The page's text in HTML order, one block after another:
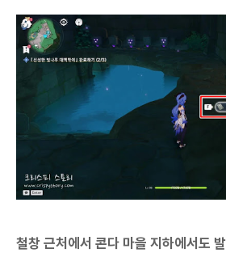
철창 근처에서 콘다 마을 지하에서도